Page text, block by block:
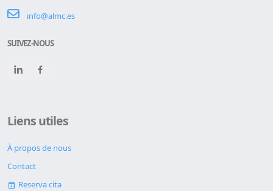
info@almc.es
SUIVEZ-NOUS
Liens utiles
À propos de nous
Contact
Reserva cita